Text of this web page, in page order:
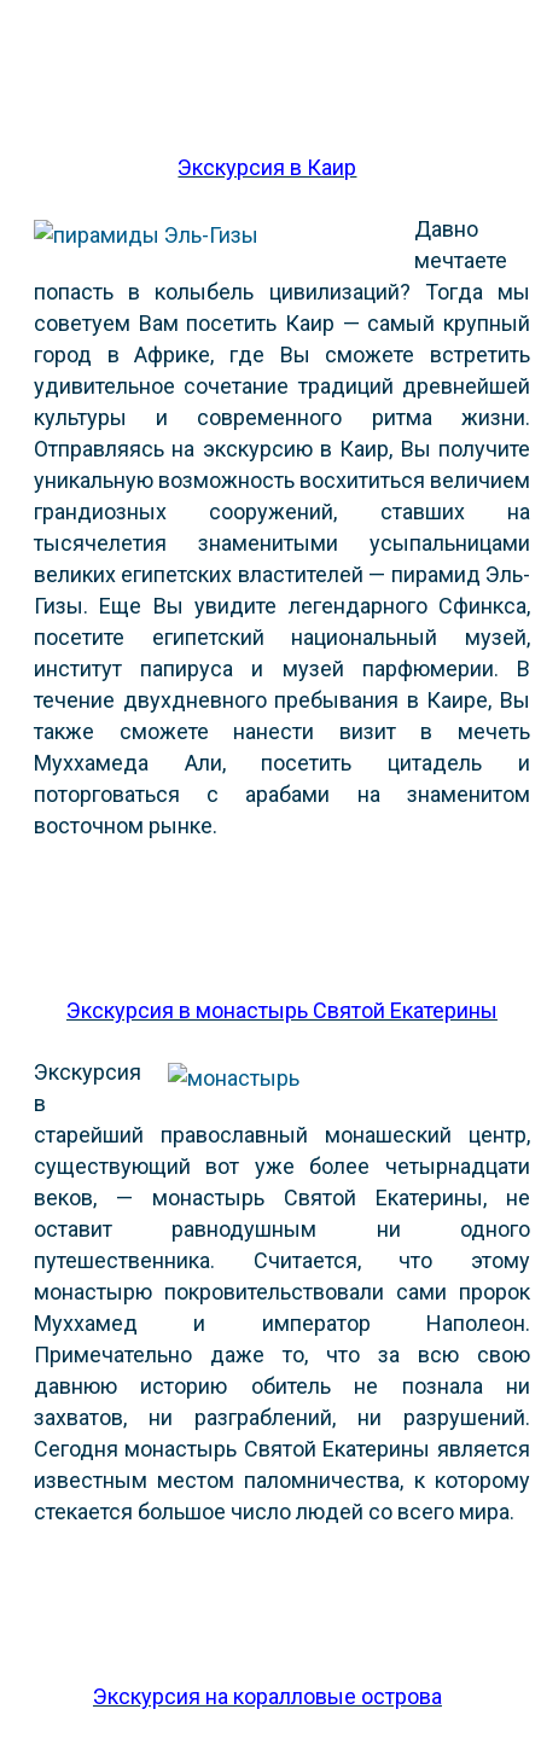
Экскурсия в Каир
Давно
мечтаете
попасть в колыбель цивилизаций? Тогда мы
советуем Вам посетить Каир — самый крупный
город в Африке, где Вы сможете встретить
удивительное сочетание традиций древнейшей
культуры и современного ритма жизни.
Отправляясь на экскурсию в Каир, Вы получите
уникальную возможность восхититься величием
грандиозных сооружений, ставших на
тысячелетия знаменитыми усыпальницами
великих египетских властителей — пирамид Эль-
Гизы. Еще Вы увидите легендарного Сфинкса,
посетите египетский национальный музей,
институт папируса и музей парфюмерии. В
течение двухдневного пребывания в Каире, Вы
также сможете нанести визит в мечеть
Муххамеда Али, посетить цитадель и
поторговаться с арабами на знаменитом
восточном рынке.
Экскурсия в монастырь Святой Екатерины
Экскурсия
в
старейший православный монашеский центр,
существующий вот уже более четырнадцати
веков, — монастырь Святой Екатерины, не
оставит равнодушным ни одного
путешественника. Считается, что этому
монастырю покровительствовали сами пророк
Муххамед и император Наполеон.
Примечательно даже то, что за всю свою
давнюю историю обитель не познала ни
захватов, ни разграблений, ни разрушений.
Сегодня монастырь Святой Екатерины является
известным местом паломничества, к которому
стекается большое число людей со всего мира.
Экскурсия на коралловые острова